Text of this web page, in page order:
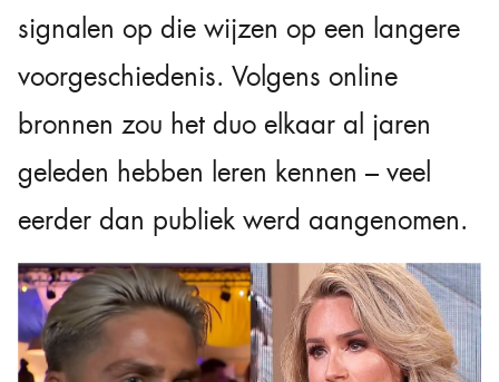
signalen op die wijzen op een langere
voorgeschiedenis. Volgens online
bronnen zou het duo elkaar al jaren
geleden hebben leren kennen – veel
eerder dan publiek werd aangenomen.